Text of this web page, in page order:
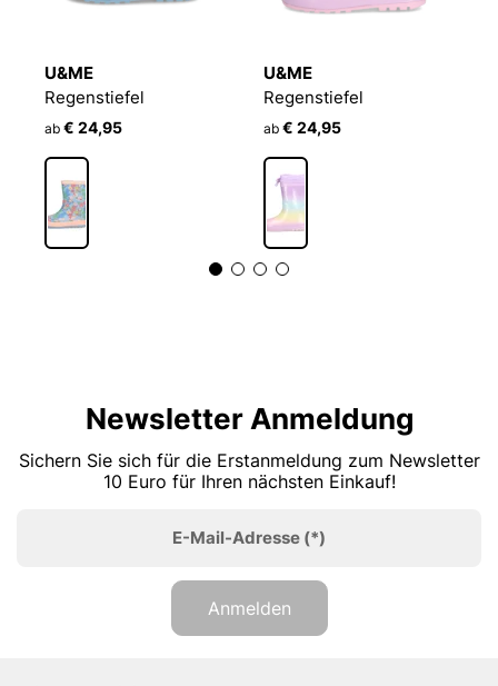
U&ME
Regenstiefel
ab € 24,95
U&ME
Regenstiefel
ab € 24,95
Newsletter Anmeldung
Sichern Sie sich für die Erstanmeldung zum Newsletter
10 Euro für Ihren nächsten Einkauf!
E-Mail-Adresse (*)
Anmelden